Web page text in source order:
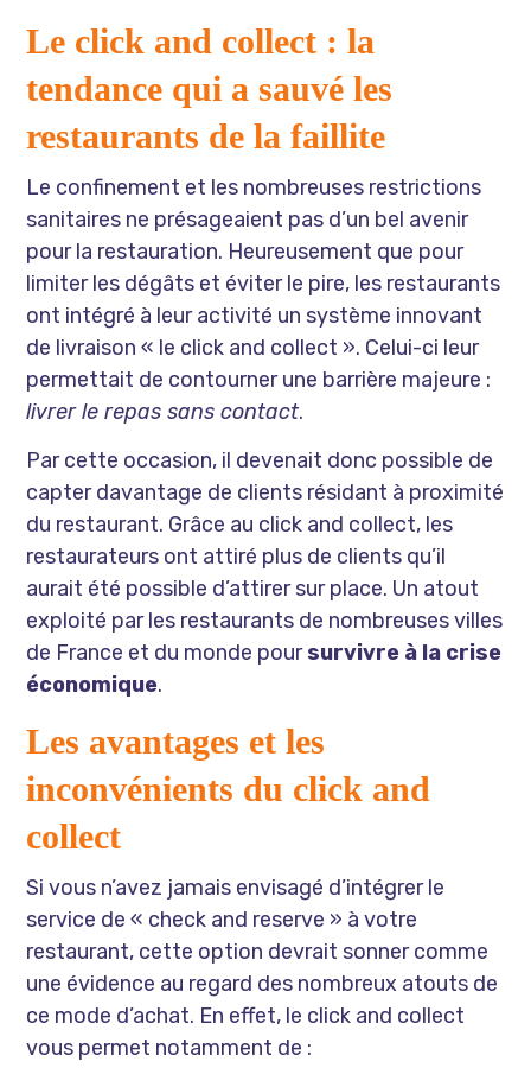
Le click and collect : la
tendance qui a sauvé les
restaurants de la faillite
Le confinement et les nombreuses restrictions
sanitaires ne présageaient pas d’un bel avenir
pour la restauration. Heureusement que pour
limiter les dégâts et éviter le pire, les restaurants
ont intégré à leur activité un système innovant
de livraison « le click and collect ». Celui-ci leur
permettait de contourner une barrière majeure :
livrer le repas sans contact.
Par cette occasion, il devenait donc possible de
capter davantage de clients résidant à proximité
du restaurant. Grâce au click and collect, les
restaurateurs ont attiré plus de clients qu’il
aurait été possible d’attirer sur place. Un atout
exploité par les restaurants de nombreuses villes
de France et du monde poursurvivre à la crise
économique.
Les avantages et les
inconvénients du click and
collect
Si vous n’avez jamais envisagé d’intégrer le
service de « check and reserve » à votre
restaurant, cette option devrait sonner comme
une évidence au regard des nombreux atouts de
ce mode d’achat. En effet, le click and collect
vous permet notamment de :